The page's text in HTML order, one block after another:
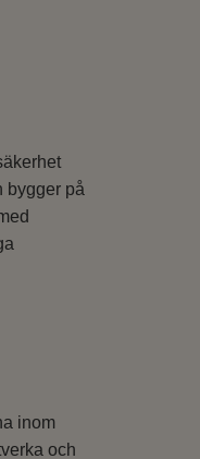
bygger på
inom
och